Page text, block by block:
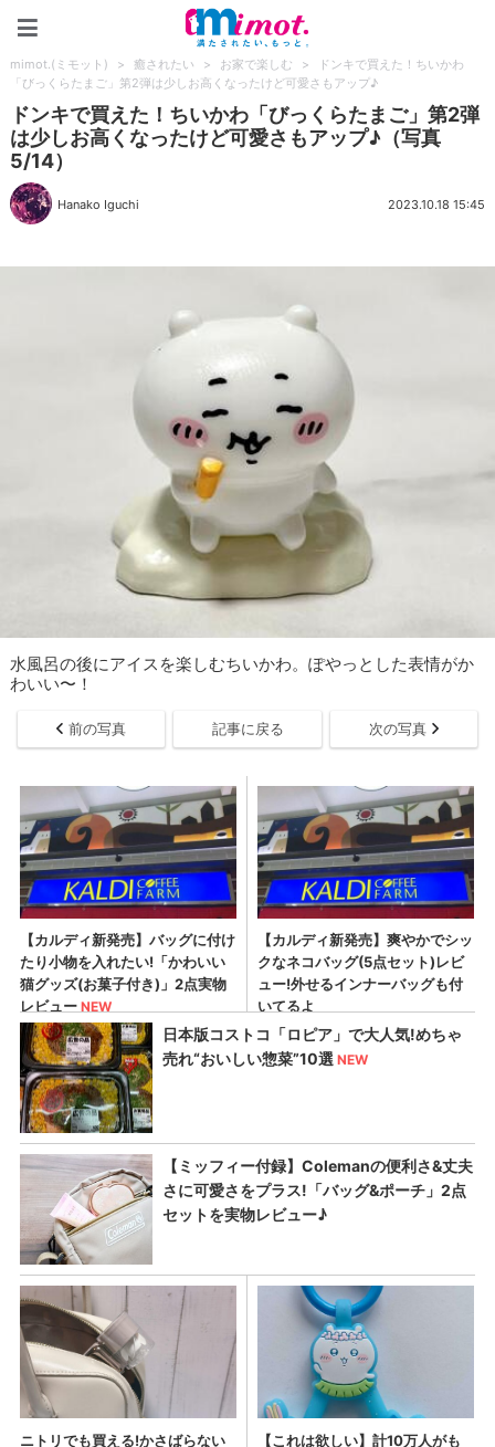
mimot.(ミモット) > 癒されたい > お家で楽しむ >
ドンキで買えた！ちいかわ
「びっくらたまご」第2弾は少しお高くなったけど可愛さもアップ♪
ドンキで買えた！ちいかわ「びっくらたまご」第2弾
は少しお高くなったけど可愛さもアップ♪（写真
5/14）
Hanako Iguchi 2023.10.18 15:45
水風呂の後にアイスを楽しむちいかわ。ぽやっとした表情がか
わいい〜！
前の写真 記事に戻る 次の写真